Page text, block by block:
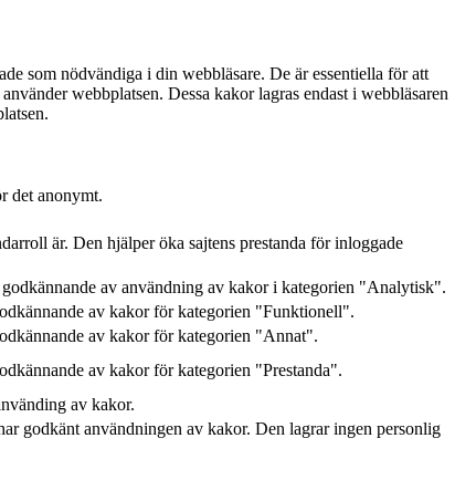
som nödvändiga i din webbläsare. De är essentiella för att
webbplatsen. Dessa kakor lagras endast i webbläsaren
det anonymt.
är. Den hjälper öka sajtens prestanda för inloggade
av användning av kakor i kategorien "Analytisk".
av kakor för kategorien "Funktionell".
av kakor för kategorien "Annat".
av kakor för kategorien "Prestanda".
av kakor.
godkänt användningen av kakor. Den lagrar ingen personlig